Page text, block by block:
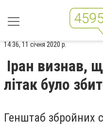
14:36, 11 січня 2020 р.
Іран визнав,
літак було
Генштаб збройних